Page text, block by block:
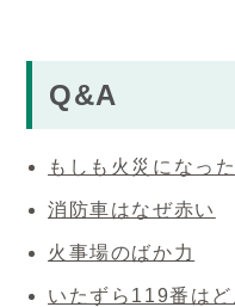
Q&A
もしも火災になっ
消防車はなぜ赤い
火事場のばか力
いたずら119番は